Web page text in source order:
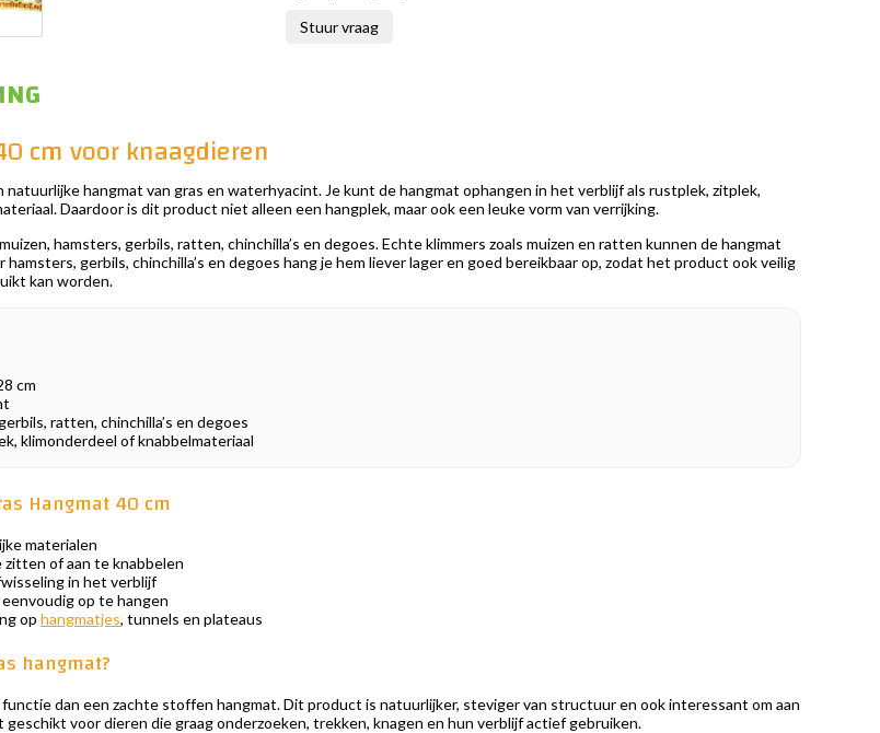
Stuur vraag
cm voor knaagdieren
natuurlijke hangmat van gras en waterhyacint. Je kunt de hangmat ophangen in het verblijf als rustplek, zitplek,
Daardoor is dit product niet alleen een hangplek, maar ook een leuke vorm van verrijking.
hamsters, gerbils, ratten, chinchilla’s en degoes. Echte klimmers zoals muizen en ratten kunnen de hangmat
gerbils, chinchilla’s en degoes hang je hem liever lager en goed bereikbaar op, zodat het product ook veilig
kan worden.
cm
ratten, chinchilla’s en degoes
klimonderdeel of knabbelmateriaal
Hangmat 40 cm
materialen
zitten of aan te knabbelen
in het verblijf
op te hangen
op hangmatjes, tunnels en plateaus
hangmat?
dan een zachte stoffen hangmat. Dit product is natuurlijker, steviger van structuur en ook interessant om aan
geschikt voor dieren die graag onderzoeken, trekken, knagen en hun verblijf actief gebruiken.